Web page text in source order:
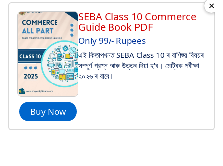
Buy Now
SEBA Class 10 Commerce
Guide Book PDF
Only 99/- Rupees
এই কিতাপখনত SEBA Class 10 ৰ বাণিজ্য় বিষয়ৰ
সম্পূর্ণ প্রশ্ন আৰু উত্তৰ দিয়া হ'ব। মেট্ৰিক পৰীক্ষা
২০২৬ ৰ বাবে।
✕